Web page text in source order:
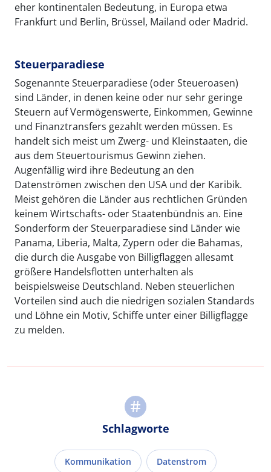
eher kontinentalen Bedeutung, in Europa etwa
Frankfurt und Berlin, Brüssel, Mailand oder Madrid.
Steuerparadiese
Sogenannte Steuerparadiese (oder Steueroasen)
sind Länder, in denen keine oder nur sehr geringe
Steuern auf Vermögenswerte, Einkommen, Gewinne
und Finanztransfers gezahlt werden müssen. Es
handelt sich meist um Zwerg- und Kleinstaaten, die
aus dem Steuertourismus Gewinn ziehen.
Augenfällig wird ihre Bedeutung an den
Datenströmen zwischen den USA und der Karibik.
Meist gehören die Länder aus rechtlichen Gründen
keinem Wirtschafts- oder Staatenbündnis an. Eine
Sonderform der Steuerparadiese sind Länder wie
Panama, Liberia, Malta, Zypern oder die Bahamas,
die durch die Ausgabe von Billigflaggen allesamt
größere Handelsflotten unterhalten als
beispielsweise Deutschland. Neben steuerlichen
Vorteilen sind auch die niedrigen sozialen Standards
und Löhne ein Motiv, Schiffe unter einer Billigflagge
zu melden.
Schlagworte
Kommunikation Datenstrom